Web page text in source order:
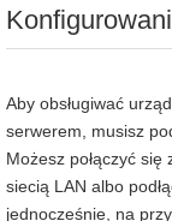
Aby obsługiwać
serwerem, musisz
Możesz połączyć
siecią LAN albo
jednocześnie, na